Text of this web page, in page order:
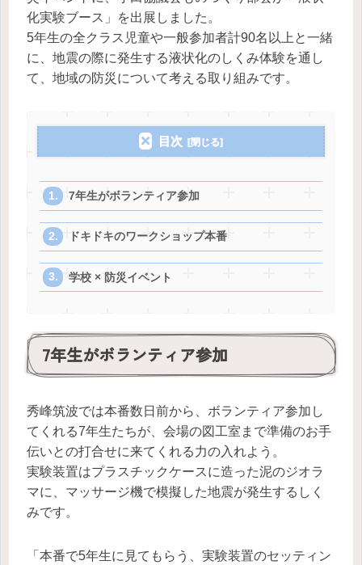
化実験ブース」を出展しました。
5年生の全クラス児童や一般参加者計90名以上と一緒
に、地震の際に発生する液状化のしくみ体験を通し
て、地域の防災について考える取り組みです。
目次
7年生がボランティア参加
ドキドキのワークショップ本番
学校 × 防災イベント
7年生がボランティア参加
秀峰筑波では本番数日前から、ボランティア参加し
てくれる7年生たちが、会場の図工室まで準備のお手
伝いとの打合せに来てくれる力の入れよう。
実験装置はプラスチックケースに造った泥のジオラ
マに、マッサージ機で模擬した地震が発生するしく
みです。
「本番で5年生に見てもらう、実験装置のセッティン